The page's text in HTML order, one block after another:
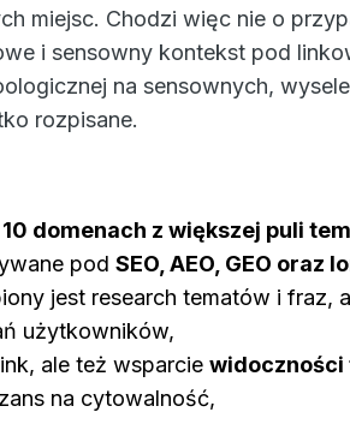
miejsc. Chodzi więc nie o
i sensowny kontekst pod
na sensownych,
rozpisane.
10 domenach z większej puli
podSEO, AEO, GEO oraz
jest research tematów i fraz,
użytkowników,
ale też wsparcie
na cytowalność,